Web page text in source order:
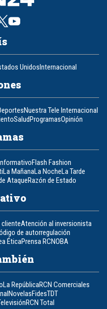
UnidosInternacional
Nuestra Tele Internacional
SaludProgramasOpinión
Flash Fashion
La MañanaLa NocheLa Tarde
AtaqueRazón de Estado
Atención al inversionista
de autorregulación
ÉticaPrensa RCNOBA
La RepúblicaRCN Comerciales
NovelasFidesTDT
RCN Total